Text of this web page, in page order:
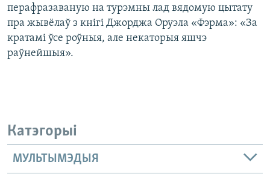
перафразаваную на турэмны лад вядомую цытату
пра жывёлаў з кнігі Джорджа Оруэла «Фэрма»: «За
кратамі ўсе роўныя, але некаторыя яшчэ
раўнейшыя».
Катэгорыі
МУЛЬТЫМЭДЫЯ